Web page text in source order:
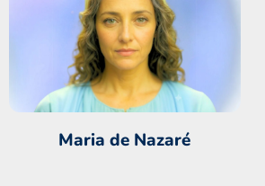
Maria de Nazaré